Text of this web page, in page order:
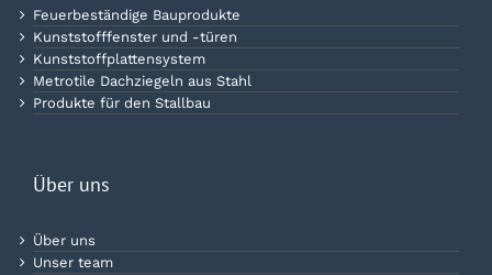
Feuerbeständige Bauprodukte
Kunststofffenster und -türen
Kunststoffplattensystem
Metrotile Dachziegeln aus Stahl
Produkte für den Stallbau
Über uns
Über uns
Unser team